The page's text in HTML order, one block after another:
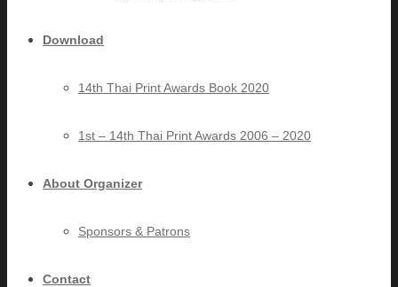
Download
14th Thai Print Awards Book 2020
1st – 14th Thai Print Awards 2006 – 2020
About Organizer
Sponsors & Patrons
Contact